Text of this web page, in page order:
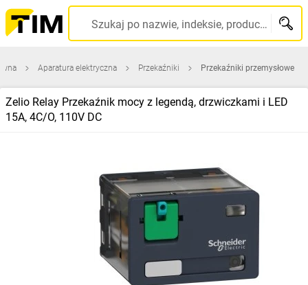
Szukaj po nazwie, indeksie, producencie, kodzie kreskowym...
Aparatura elektryczna Przekaźniki Przekaźniki przemysłowe
Zelio Relay Przekaźnik mocy z legendą, drzwiczkami i LED
15A, 4C/O, 110V DC